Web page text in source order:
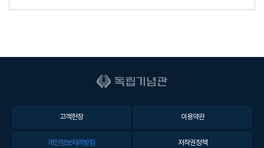
고객헌장 이용약관
개인정보처리방침 저작권정책